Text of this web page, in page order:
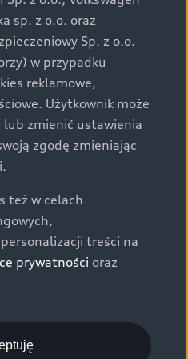
ceny, wyposażenia i
w umowie sprzedaży, a
zawiera
pojazdu. Zastrzegamy
Wszelkie informacje
aktualne na dzień ich
najnowszych
się z Partnerem Marki
samochody marki Audi
spełniających pod
i recyklingu wymagania
i są zgodne z
homologacji wydanymi wg
wszystkim
marki Volkswagen sieci
sp. z o.o. oraz
Sp. z o.o.
w przypadku
reklamowe,
Użytkownik może
lub zmienić ustawienia
zgodę zmieniając
też w celach
treści na
prywatności oraz